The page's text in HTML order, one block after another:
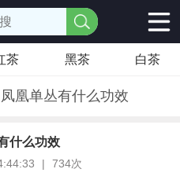
茶 黑茶 白茶
凰单丛有什么功效
什么功效
| 734次